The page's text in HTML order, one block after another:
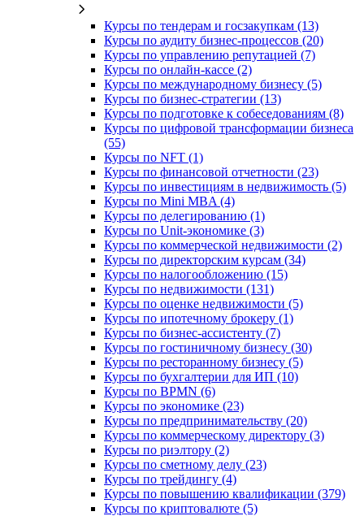
Курсы по тендерам и госзакупкам (13)
Курсы по аудиту бизнес-процессов (20)
Курсы по управлению репутацией (7)
Курсы по онлайн-кассе (2)
Курсы по международному бизнесу (5)
Курсы по бизнес-стратегии (13)
Курсы по подготовке к собеседованиям (8)
Курсы по цифровой трансформации бизнеса
(55)
Курсы по NFT (1)
Курсы по финансовой отчетности (23)
Курсы по инвестициям в недвижимость (5)
Курсы по Mini MBA (4)
Курсы по делегированию (1)
Курсы по Unit-экономике (3)
Курсы по коммерческой недвижимости (2)
Курсы по директорским курсам (34)
Курсы по налогообложению (15)
Курсы по недвижимости (131)
Курсы по оценке недвижимости (5)
Курсы по ипотечному брокеру (1)
Курсы по бизнес-ассистенту (7)
Курсы по гостиничному бизнесу (30)
Курсы по ресторанному бизнесу (5)
Курсы по бухгалтерии для ИП (10)
Курсы по BPMN (6)
Курсы по экономике (23)
Курсы по предпринимательству (20)
Курсы по коммерческому директору (3)
Курсы по риэлтору (2)
Курсы по сметному делу (23)
Курсы по трейдингу (4)
Курсы по повышению квалификации (379)
Курсы по криптовалюте (5)